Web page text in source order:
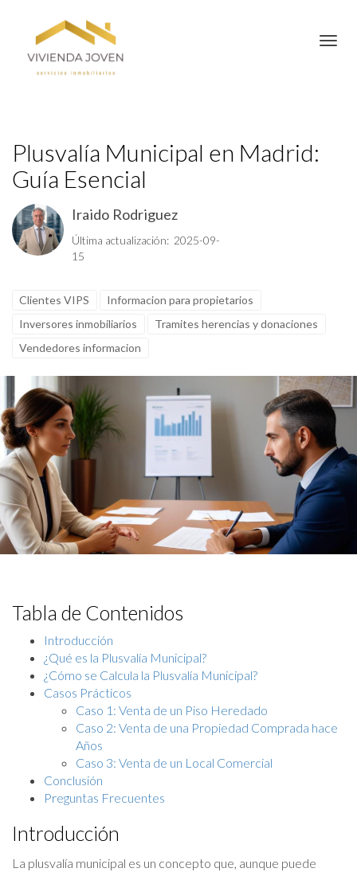
Plusvalía Municipal en Madrid:
Guía Esencial
Iraido Rodriguez
Última actualización: 2025-09-
15
Clientes VIPS
Informacion para propietarios
Inversores inmobiliarios
Tramites herencias y donaciones
Vendedores informacion
Tabla de Contenidos
Introducción
¿Qué es la Plusvalía Municipal?
¿Cómo se Calcula la Plusvalía Municipal?
Casos Prácticos
Caso 1: Venta de un Piso Heredado
Caso 2: Venta de una Propiedad Comprada hace
Años
Caso 3: Venta de un Local Comercial
Conclusión
Preguntas Frecuentes
Introducción
La plusvalía municipal es un concepto que, aunque puede